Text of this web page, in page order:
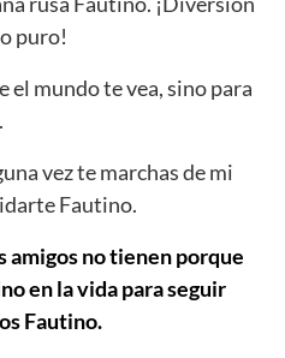
puro!
el mundo te vea, sino para
vez te marchas de mi
Fautino.
amigos no tienen porque
en la vida para seguir
Fautino.